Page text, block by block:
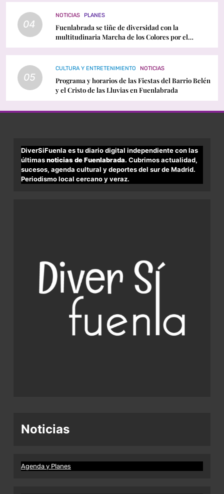
04
NOTICIAS PLANES
Fuenlabrada se tiñe de diversidad con la
multitudinaria Marcha de los Colores por el
Orgullo LGTBI
05
CULTURA Y ENTRETENIMIENTO NOTICIAS
Programa y horarios de las Fiestas del Barrio Belén
y el Cristo de las Lluvias en Fuenlabrada
DiverSiFuenla es tu diario digital independiente con las
últimasnoticias de Fuenlabrada. Cubrimos actualidad,
sucesos, agenda cultural y deportes del sur de Madrid.
Periodismo local cercano y veraz.
Noticias
Agenda y Planes